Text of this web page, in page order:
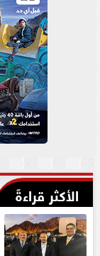
الأكثر قراءةً